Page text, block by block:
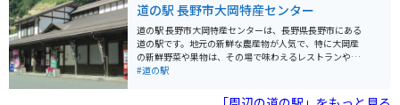
イクに乗っている方は、道の駅のすぐ近くにある大峰高
原に立ち寄ってみてください。ここは、日本一の星空ス
ポットとして有名で、夜には満天の星空を楽しむことが
できます。道の駅には、バイク専用の駐車場も用意され
ています。
道の駅 長野市大岡特産センター
道の駅 長野市大岡特産センターは、長野県長野市にある
道の駅です。地元の新鮮な農産物が人気で、特に大岡産
の新鮮野菜や果物は、その場で味わえるレストランや直
売所で楽しむことができます。 バイクで訪れる方は、長
良好です。駐車場も広く、休憩場所としても最適です。
#道の駅